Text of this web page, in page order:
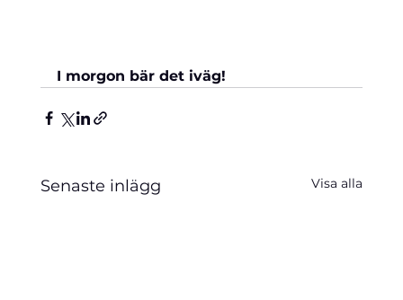
I morgon bär det iväg!
Senaste inlägg Visa alla